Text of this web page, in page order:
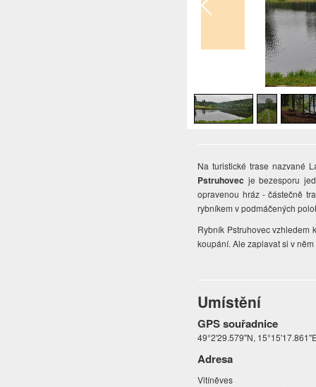
Na turistické trase nazvané
Pstruhovec je bezesporu
opravenou hráz - částečně
rybníkem v podmáčených
Rybník Pstruhovec vzhledem
koupání. Ale zaplavat si v
Umístění
GPS souřadnice
49°2'29.579"N,
Adresa
Vitíněves